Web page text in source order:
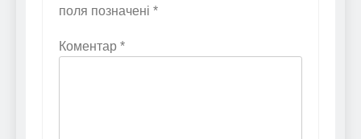
поля позначені *
Коментар *